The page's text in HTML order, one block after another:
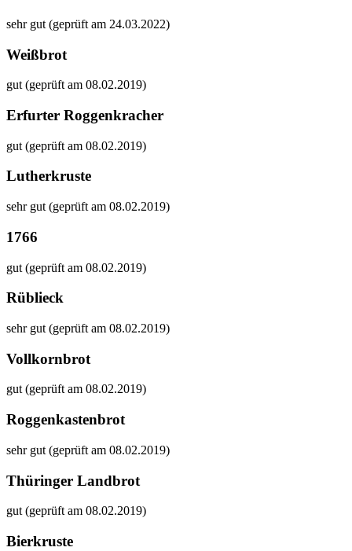
sehr gut (geprüft am 24.03.2022)
Weißbrot
gut (geprüft am 08.02.2019)
Erfurter Roggenkracher
gut (geprüft am 08.02.2019)
Lutherkruste
sehr gut (geprüft am 08.02.2019)
1766
gut (geprüft am 08.02.2019)
Rüblieck
sehr gut (geprüft am 08.02.2019)
Vollkornbrot
gut (geprüft am 08.02.2019)
Roggenkastenbrot
sehr gut (geprüft am 08.02.2019)
Thüringer Landbrot
gut (geprüft am 08.02.2019)
Bierkruste